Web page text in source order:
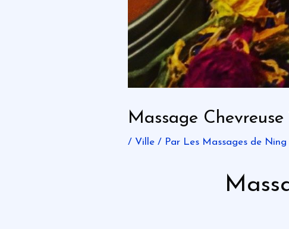
Massage
/ Ville / Par Les Massages de Ning